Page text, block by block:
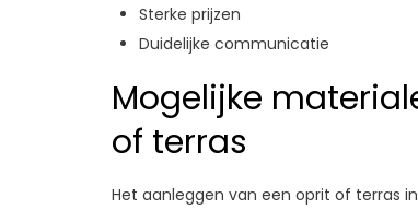
Sterke prijzen
Duidelijke communicatie
Mogelijke
of terras
Het aanleggen van een oprit of terras